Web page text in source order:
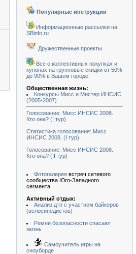
Популярные инструкции
Информационные рассылки на
SBinfo.ru
Дружественные проекты
Все о коллективных покупках и
купонах на групповые скидки от 50%
до 90% в Вашем городе
Общественная жизнь:
Конкурсы Мисс и Мистер ИНСИС
(2005-2007)
Голосование: Мисс ИНСИС 2008.
Кто она? (I тур)
Статистика голосования: Мисс
ИНСИС 2008. (I тур)
Голосование: Мисс ИНСИС 2008.
Кто она? (II тур)
Фотогалерея встреч сетевого
сообщества Юго-Западного
сегмента
Активный отдых:
Анализ дтп с участием байкеров
(велосипедистов)
Ремни безопасности спасают
жизнь
Самоучитель игры на
сноуборде